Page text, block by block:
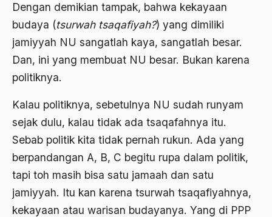
Dengan demikian tampak, bahwa kekayaan
budaya (tsurwah tsaqafiyah?) yang dimiliki
jamiyyah NU sangatlah kaya, sangatlah besar.
Dan, ini yang membuat NU besar. Bukan karena
politiknya.
Kalau politiknya, sebetulnya NU sudah runyam
sejak dulu, kalau tidak ada tsaqafahnya itu.
Sebab politik kita tidak pernah rukun. Ada yang
berpandangan A, B, C begitu rupa dalam politik,
tapi toh masih bisa satu jamaah dan satu
jamiyyah. Itu kan karena tsurwah tsaqafiyahnya,
kekayaan atau warisan budayanya. Yang di PPP
Burhanudin
Burung-Burung Manyar
Buya Hamka
Caligula
Calon Legislatif
Calon presiden
Capres